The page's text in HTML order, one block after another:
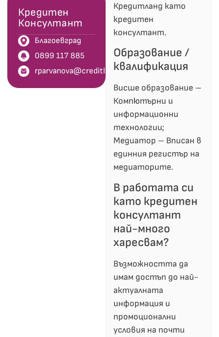
Кредитен
Консултант
Благоевград
0899 117 885
rparvanova@creditland.bg
Кредитланд като
кредитен
консултант.
Образование /
квалификация
Висше образование –
Компютърни и
информационни
технологии;
Медиатор – Вписан в
единния регистър на
медиаторите.
В работата си
като кредитен
консултант
най-много
харесвам?
Възможността да
имам достъп до най-
актуалната
информация и
промоционални
условия на почти